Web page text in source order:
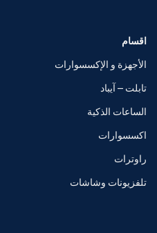
اقسام
الأجهزة و الإكسسوارات
تابلت – آيباد
الساعات الذكية
اكسسوارات
راوترات
تلفزيونات وشاشات